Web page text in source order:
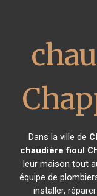
Dans la ville de
chaudière fioul
leur maison tout
équipe de
installer,